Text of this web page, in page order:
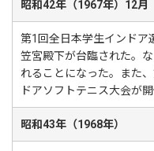
昭和42年（1967年）12月
第1回全日本学生インドア
笠宮殿下が台臨された。
れることになった。また
ドアソフトテニス大会が開
昭和43年（1968年）